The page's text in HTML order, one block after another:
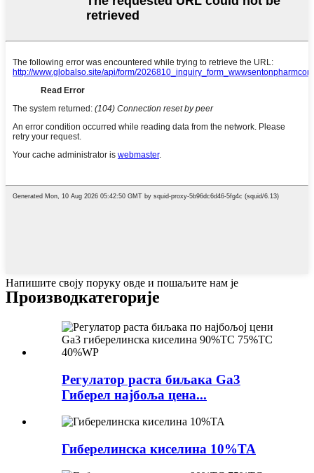
Напишите своју поруку овде и пошаљите нам је
Производкатегорије
Регулатор раста биљака Ga3
Гиберел најбоља цена...
Гиберелинска киселина 10%TA